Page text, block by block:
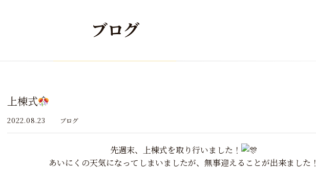
ブログ
上棟式
2022.08.23 ブログ
先週末、上棟式を取り行いました！
あいにくの天気になってしまいましたが、無事迎えることが出来ました！